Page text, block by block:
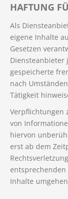
HAFTUNG
Als
eigene Inhalte
Gesetzen
gespeicherte
nach
Tätigkeit
Verpflichtungen
von
hiervon
erst ab dem
entsprechenden
Inhalte